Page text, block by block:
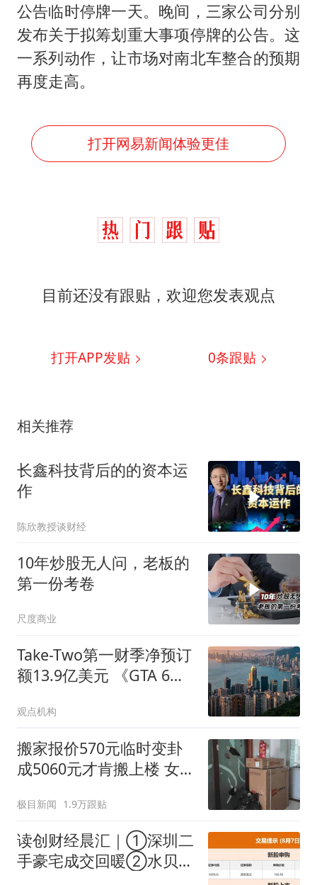
“不怕六爷挂得多 就怕六爷挂一颗”
全民健身事业高质量发展
乐享全民健身 共筑健康中国
公告临时停牌一天。晚间，三家公司分别
发布关于拟筹划重大事项停牌的公告。这
一系列动作，让市场对南北车整合的预期
再度走高。
打开网易新闻体验更佳
目前还没有跟贴，欢迎您发表观点
打开APP发贴 0条跟贴
相关推荐
长鑫科技背后的的资本运
作
陈欣教授谈财经
10年炒股无人问，老板的
第一份考卷
尺度商业
Take-Two第一财季净预订
额13.9亿美元 《GTA 6》
观点机构
搬家报价570元临时变卦
成5060元才肯搬上楼 女子
极目新闻 1.9万跟贴
读创财经晨汇｜①深圳二
手豪宅成交回暖②水贝金